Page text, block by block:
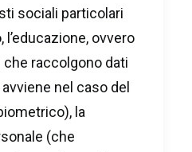
sociali particolari
l’educazione, ovvero
raccolgono dati
nel caso del
la
(che